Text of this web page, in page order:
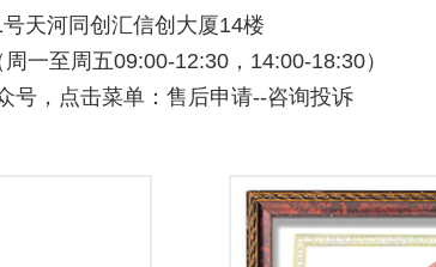
天河同创汇信创大厦14楼
一至周五09:00-12:30，14:00-18:30）
号，点击菜单：售后申请--咨询投诉